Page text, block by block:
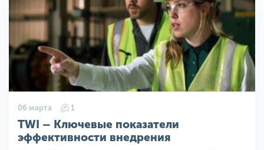
06 марта 1
TWI – Ключевые показатели
эффективности внедрения